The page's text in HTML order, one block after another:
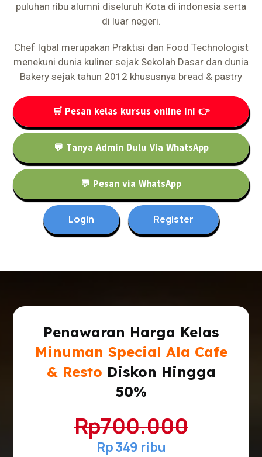
puluhan ribu alumni diseluruh Kota di indonesia serta
di luar negeri.
Chef Iqbal merupakan Praktisi dan Food Technologist
menekuni dunia kuliner sejak Sekolah Dasar dan dunia
Bakery sejak tahun 2012 khususnya bread & pastry
🛒 Pesan kelas kursus online ini 👉
💬 Tanya Admin Dulu Via WhatsApp
💬 Pesan via WhatsApp
Login Register
Penawaran Harga Kelas
Minuman Special Ala Cafe
& Resto Diskon Hingga
50%
Rp700.000
Rp 349 ribu